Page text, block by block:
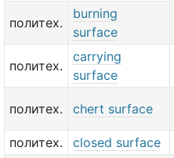
политех.
burning
surface
политех.
carrying
surface
политех. chert surface
политех.
closed surface